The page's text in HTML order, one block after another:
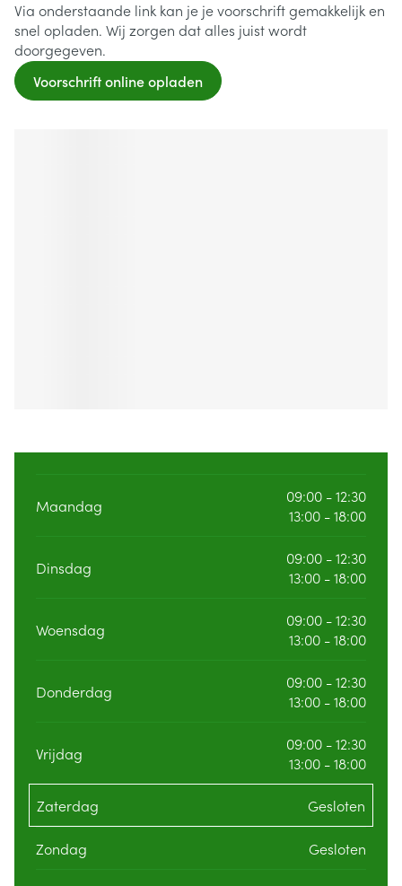
Via onderstaande link kan je je voorschrift gemakkelijk en
snel opladen. Wij zorgen dat alles juist wordt
doorgegeven.
Voorschrift online opladen
Maandag
09:00 - 12:30
13:00 - 18:00
Dinsdag
09:00 - 12:30
13:00 - 18:00
Woensdag
09:00 - 12:30
13:00 - 18:00
Donderdag
09:00 - 12:30
13:00 - 18:00
Vrijdag
09:00 - 12:30
13:00 - 18:00
Zaterdag Gesloten
Zondag Gesloten